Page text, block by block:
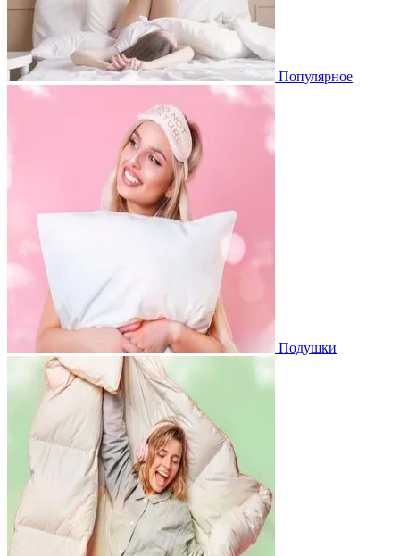
Популярное
Подушки